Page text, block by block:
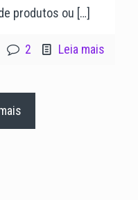
produtos ou […]
2 Leia mais